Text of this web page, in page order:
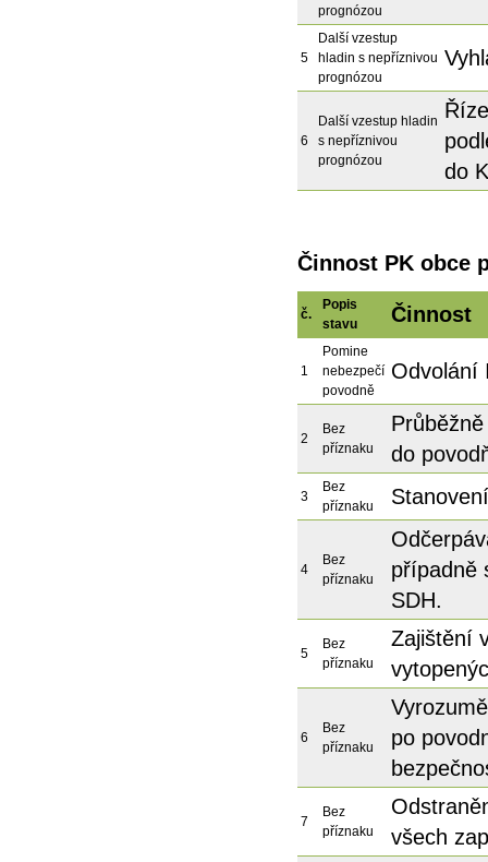
prognózou
5
Další vzestup
hladin s nepříznivou
prognózou
6
Další vzestup hladin
s nepříznivou
prognózou
do
Činnost PK obce
č.
Popis
stavu
Činnost
1
Pomine
nebezpečí
povodně
Odvolání
2
Bez
příznaku
do
3
Bez
příznaku
4
Bez
příznaku
případně
SDH.
5
Bez
příznaku
Zajištění
6
Bez
příznaku
po
7
Bez
příznaku
všech